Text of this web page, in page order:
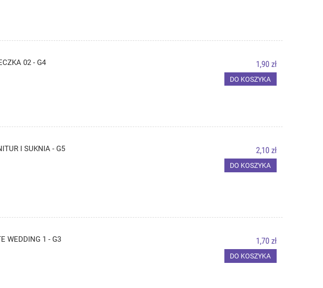
02 - G4 1,90 zł
DO KOSZYKA
I SUKNIA - G5 2,10 zł
DO KOSZYKA
WEDDING 1 - G3 1,70 zł
DO KOSZYKA